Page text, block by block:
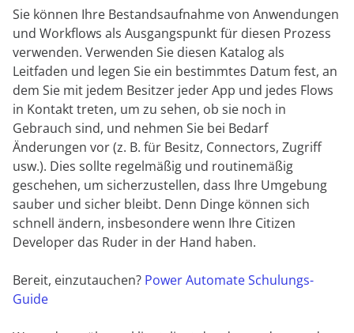
Sie können Ihre Bestandsaufnahme von Anwendungen
und Workflows als Ausgangspunkt für diesen Prozess
verwenden. Verwenden Sie diesen Katalog als
Leitfaden und legen Sie ein bestimmtes Datum fest, an
dem Sie mit jedem Besitzer jeder App und jedes Flows
in Kontakt treten, um zu sehen, ob sie noch in
Gebrauch sind, und nehmen Sie bei Bedarf
Änderungen vor (z. B. für Besitz, Connectors, Zugriff
usw.). Dies sollte regelmäßig und routinemäßig
geschehen, um sicherzustellen, dass Ihre Umgebung
sauber und sicher bleibt. Denn Dinge können sich
schnell ändern, insbesondere wenn Ihre Citizen
Developer das Ruder in der Hand haben.
Bereit, einzutauchen? Power Automate Schulungs-
Guide